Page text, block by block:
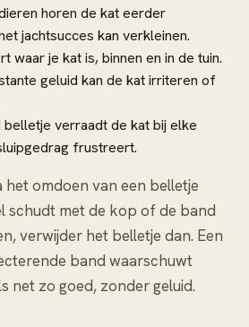
horen de kat eerder
jachtsucces kan verkleinen.
waar je kat is, binnen en in de tuin.
geluid kan de kat irriteren of
belletje verraadt de kat bij elke
frustreert.
het omdoen van een belletje
schudt met de kop of de band
verwijder het belletje dan. Een
band waarschuwt
net zo goed, zonder geluid.